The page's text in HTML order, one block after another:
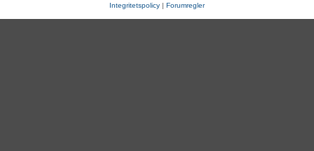
Integritetspolicy | Forumregler